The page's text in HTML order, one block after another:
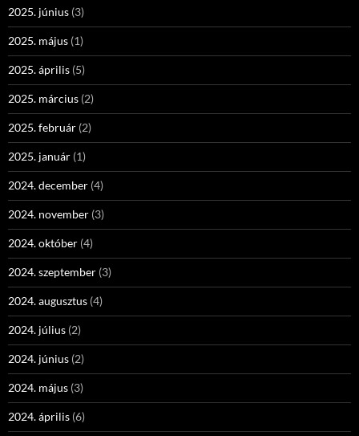
2025. június (3)
2025. május (1)
2025. április (5)
2025. március (2)
2025. február (2)
2025. január (1)
2024. december (4)
2024. november (3)
2024. október (4)
2024. szeptember (3)
2024. augusztus (4)
2024. július (2)
2024. június (2)
2024. május (3)
2024. április (6)